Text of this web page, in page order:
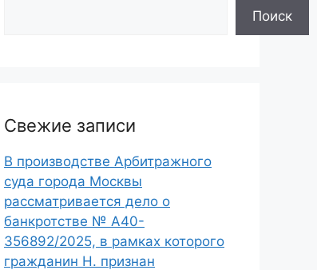
Поиск
Свежие записи
В производстве Арбитражного
суда города Москвы
рассматривается дело о
банкротстве № А40-
356892/2025, в рамках которого
гражданин Н. признан